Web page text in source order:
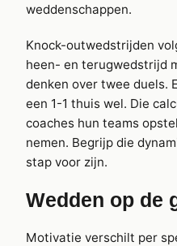
weddenschappen.
Knock-outwedstrijden
heen- en terugwedstrijd
denken over twee duels.
een 1-1 thuis wel. Die
coaches hun teams
nemen. Begrijp die
stap voor zijn.
Wedden op de
Motivatie verschilt per